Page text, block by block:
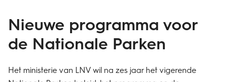
Nieuwe programma voor
de Nationale Parken
Het ministerie van LNV wil na zes jaar het vigerende